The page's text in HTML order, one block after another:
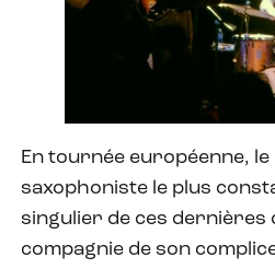
En tournée européenne,
saxophoniste le plus
singulier de ces dernières
compagnie de son